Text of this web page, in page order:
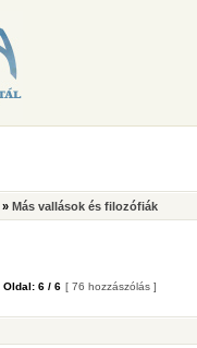
» Más vallások és filozófiák
Oldal: 6 / 6 [ 76 hozzászólás ]